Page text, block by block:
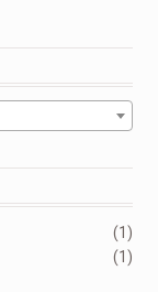
(1)
(1)